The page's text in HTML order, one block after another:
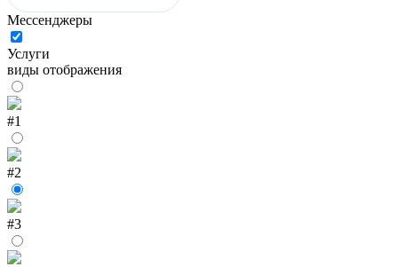
Мессенджеры
Услуги
виды отображения
#1
#2
#3